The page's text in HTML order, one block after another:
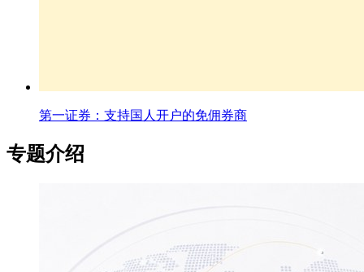
第一证券：支持国人开户的免佣券商
专题介绍